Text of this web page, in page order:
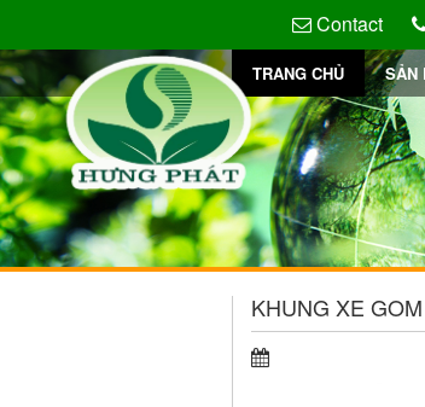
Contact
TRANG CHỦ SẢN
KHUNG XE